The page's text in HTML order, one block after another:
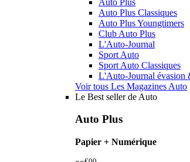
Auto Plus Classiques
Auto Plus Youngtimers
Club Auto Plus
L'Auto-Journal
Sport Auto
Sport Auto Classiques
L'Auto-Journal évasion
Voir tous Les Magazines Auto
Le Best seller de Auto
Auto Plus
Papier + Numérique